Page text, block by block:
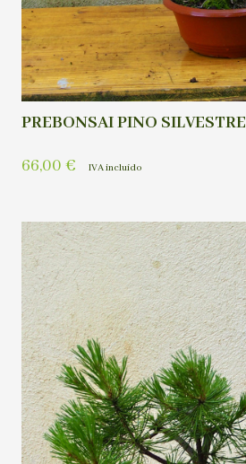
PREBONSAI PINO SILVESTRE
66,00 € IVA incluído